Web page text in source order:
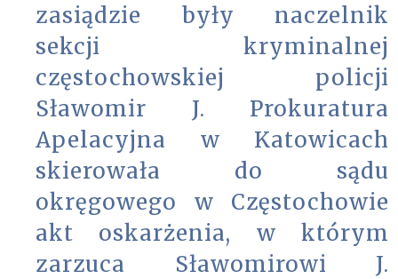
zasiądzie były naczelnik
sekcji kryminalnej
częstochowskiej policji
Sławomir J. Prokuratura
Apelacyjna w Katowicach
skierowała do sądu
okręgowego w Częstochowie
akt oskarżenia, w którym
zarzuca Sławomirowi J.